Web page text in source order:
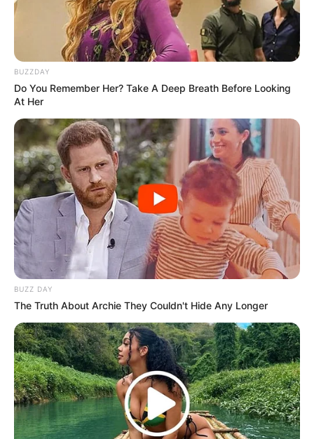
BUZZDAY
Do You Remember Her? Take A Deep Breath Before Looking
At Her
BUZZ DAY
The Truth About Archie They Couldn't Hide Any Longer